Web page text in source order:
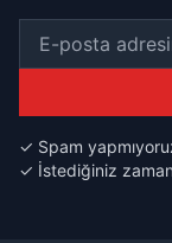
✓ Spam
✓ İstediğiniz